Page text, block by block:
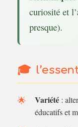
curiosité et
presque).
Variété :
éducatifs et